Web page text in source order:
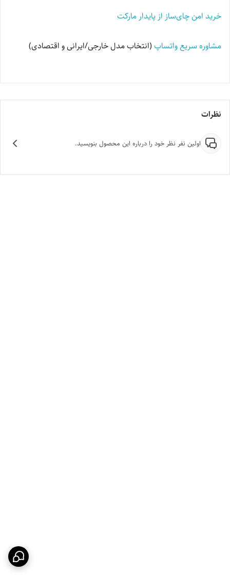
خرید امن چای‌ساز از پایدار مارکت
مشاوره سریع واتساپ (انتخاب مدل خارجی/ایرانی و اقتصادی)
نظرات
اولین نفر نظر خود را درباره این محصول بنویسید.